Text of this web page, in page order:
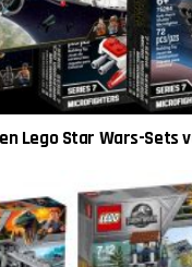
Lego Star Wars-Sets